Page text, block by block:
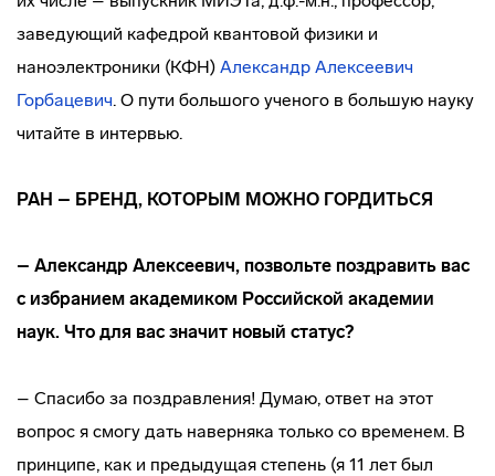
заведующий кафедрой квантовой физики и
наноэлектроники (КФН) Александр Алексеевич
Горбацевич. О пути большого ученого в большую науку
читайте в интервью.
РАН – БРЕНД, КОТОРЫМ МОЖНО ГОРДИТЬСЯ
– Александр Алексеевич, позвольте поздравить вас
с избранием академиком Российской академии
наук. Что для вас значит новый статус?
– Спасибо за поздравления! Думаю, ответ на этот
вопрос я смогу дать наверняка только со временем. В
принципе, как и предыдущая степень (я 11 лет был